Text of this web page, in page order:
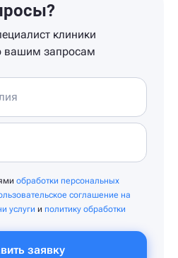
клиники
вашим запросам
обработки персональных
соглашение на
услуги и политику обработки
заявку